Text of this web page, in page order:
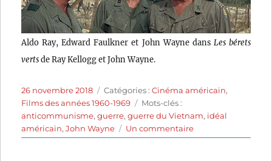
Aldo Ray, Edward Faulkner et John Wayne dans Les bérets
vertsde Ray Kellogg et John Wayne.
Publié
le
26 novembre 2018 Catégories
Catégories :Cinéma américain,
Films des années 1960-1969
Étiquettes
Mots-clés :
anticommunisme,guerre,guerre du Vietnam, idéal
américain,John Wayne Un commentairesur
Les